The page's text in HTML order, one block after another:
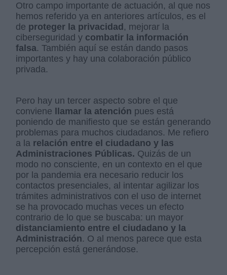
Otro campo importante de actuación, al que nos
hemos referido ya en anteriores artículos, es el
de proteger la privacidad , mejorar la
ciberseguridad y combatir la información
falsa. También aquí se están dando pasos
importantes y hay una colaboración público
privada.
Pero hay un tercer aspecto sobre el que
conviene
llamar la atención pues está
poniendo de manifiesto que se están generando
problemas para muchos ciudadanos. Me refiero
a la relación entre el ciudadano y las
Administraciones Públicas. Quizás de un
modo no consciente, en un contexto en el que
por la pandemia era necesario reducir los
contactos presenciales, al intentar agilizar los
trámites administrativos con el uso de internet
se ha provocado muchas veces un efecto
contrario de lo que se buscaba: un mayor
distanciamiento entre el ciudadano y la
Administración. O al menos parece que esta
percepción está generándose.